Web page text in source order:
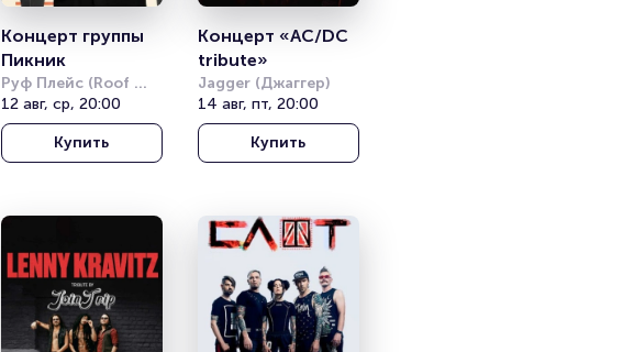
Концерт группы
Пикник
Руф Плейс (Roof
Place)
12 авг, ср, 20:00
Купить
Концерт «AC/DC
tribute»
Jagger (Джаггер)
14 авг, пт, 20:00
Купить